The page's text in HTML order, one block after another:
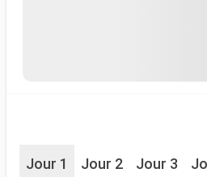
Jour 1 Jour 2 Jour 3